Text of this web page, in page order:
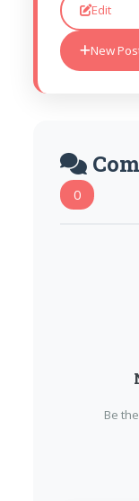
Edit
New
0
Be